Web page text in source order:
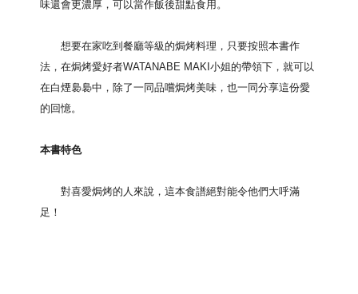
味還會更濃厚，可以當作飯後甜點食用。
想要在家吃到餐廳等級的焗烤料理，只要按照本書作
法，在焗烤愛好者WATANABE MAKI小姐的帶領下，就可以
在白煙裊裊中，除了一同品嚐焗烤美味，也一同分享這份愛
的回憶。
本書特色
對喜愛焗烤的人來說，這本食譜絕對能令他們大呼滿
足！